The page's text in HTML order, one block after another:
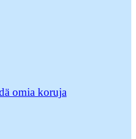
omia koruja